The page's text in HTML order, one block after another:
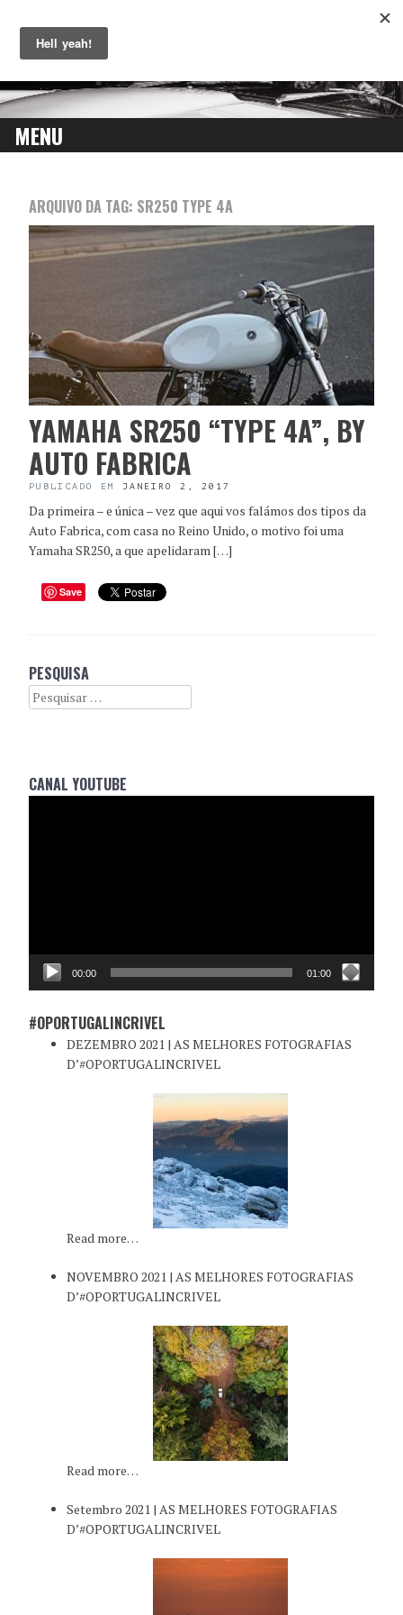
MENU
CONTENT
ARQUIVO DA TAG: SR250 TYPE 4A
YAMAHA SR250 “TYPE 4A”, BY
AUTO FABRICA
PUBLICADO EM JANEIRO 2, 2017
Da primeira – e única – vez que aqui vos falámos dos tipos da
Auto Fabrica, com casa no Reino Unido, o motivo foi uma
Yamaha SR250, a que apelidaram […]
Save
PESQUISA
Search
CANAL YOUTUBE
00:00 01:00
#OPORTUGALINCRIVEL
DEZEMBRO 2021 | AS MELHORES FOTOGRAFIAS
D’#OPORTUGALINCRIVEL
Read more…
NOVEMBRO 2021 | AS MELHORES FOTOGRAFIAS
D’#OPORTUGALINCRIVEL
Read more…
Setembro 2021 | AS MELHORES FOTOGRAFIAS
D’#OPORTUGALINCRIVEL